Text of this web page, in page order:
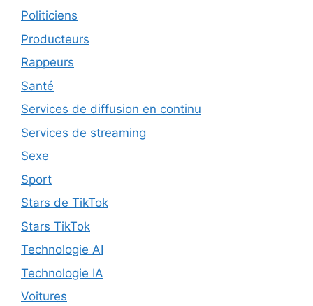
Politiciens
Producteurs
Rappeurs
Santé
Services de diffusion en continu
Services de streaming
Sexe
Sport
Stars de TikTok
Stars TikTok
Technologie AI
Technologie IA
Voitures